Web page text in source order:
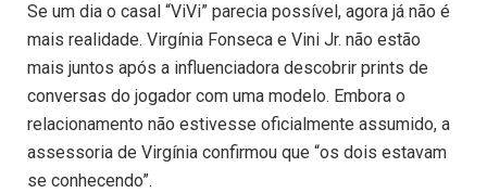
Se um dia o casal “ViVi” parecia possível, agora já não é
mais realidade. Virgínia Fonseca e Vini Jr. não estão
mais juntos após a influenciadora descobrir prints de
conversas do jogador com uma modelo. Embora o
relacionamento não estivesse oficialmente assumido, a
assessoria de Virgínia confirmou que “os dois estavam
se conhecendo”.